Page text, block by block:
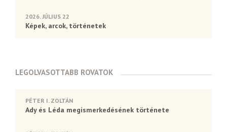
2026. JÚLIUS 22
Képek, arcok, történetek
LEGOLVASOTTABB ROVATOK
PÉTER I. ZOLTÁN
Ady és Léda megismerkedésének története